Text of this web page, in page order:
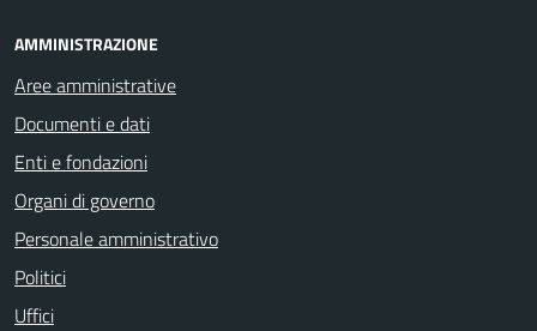
AMMINISTRAZIONE
Aree amministrative
Documenti e dati
Enti e fondazioni
Organi di governo
Personale amministrativo
Politici
Uffici